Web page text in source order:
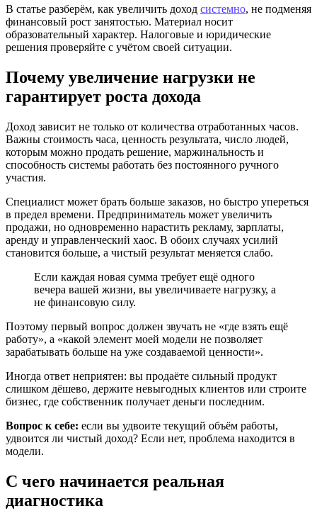
В статье разберём, как увеличить доход системно, не подменяя
финансовый рост занятостью. Материал носит
образовательный характер. Налоговые и юридические
решения проверяйте с учётом своей ситуации.
Почему увеличение нагрузки не
гарантирует роста дохода
Доход зависит не только от количества отработанных часов.
Важны стоимость часа, ценность результата, число людей,
которым можно продать решение, маржинальность и
способность системы работать без постоянного ручного
участия.
Специалист может брать больше заказов, но быстро упереться
в предел времени. Предприниматель может увеличить
продажи, но одновременно нарастить рекламу, зарплаты,
аренду и управленческий хаос. В обоих случаях усилий
становится больше, а чистый результат меняется слабо.
Если каждая новая сумма требует ещё одного
вечера вашей жизни, вы увеличиваете нагрузку, а
не финансовую силу.
Поэтому первый вопрос должен звучать не «где взять ещё
работу», а «какой элемент моей модели не позволяет
зарабатывать больше на уже создаваемой ценности».
Иногда ответ неприятен: вы продаёте сильный продукт
слишком дёшево, держите невыгодных клиентов или строите
бизнес, где собственник получает деньги последним.
Вопрос к себе: если вы удвоите текущий объём работы,
удвоится ли чистый доход? Если нет, проблема находится в
модели.
С чего начинается реальная
диагностика